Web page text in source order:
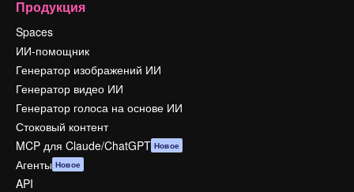
Продукция
Spaces
ИИ-помощник
Генератор изображений ИИ
Генератор видео ИИ
Генератор голоса на основе ИИ
Стоковый контент
MCP для Claude/ChatGPT Новое
Агенты Новое
API